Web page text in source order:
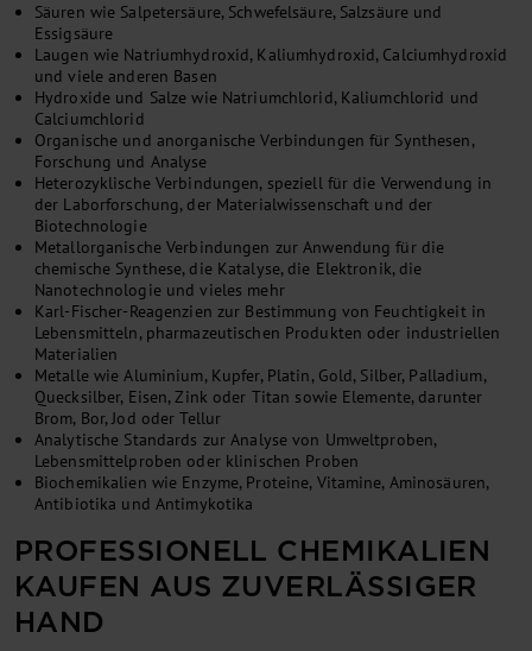
Säuren wie Salpetersäure, Schwefelsäure, Salzsäure und
Essigsäure
Laugen wie Natriumhydroxid, Kaliumhydroxid, Calciumhydroxid
und viele anderen Basen
Hydroxide und Salze wie Natriumchlorid, Kaliumchlorid und
Calciumchlorid
Organische und anorganische Verbindungen für Synthesen,
Forschung und Analyse
Heterozyklische Verbindungen, speziell für die Verwendung in
der Laborforschung, der Materialwissenschaft und der
Biotechnologie
Metallorganische Verbindungen zur Anwendung für die
chemische Synthese, die Katalyse, die Elektronik, die
Nanotechnologie und vieles mehr
Karl-Fischer-Reagenzien zur Bestimmung von Feuchtigkeit in
Lebensmitteln, pharmazeutischen Produkten oder industriellen
Materialien
Metalle wie Aluminium, Kupfer, Platin, Gold, Silber, Palladium,
Quecksilber, Eisen, Zink oder Titan sowie Elemente, darunter
Brom, Bor, Jod oder Tellur
Analytische Standards zur Analyse von Umweltproben,
Lebensmittelproben oder klinischen Proben
Biochemikalien wie Enzyme, Proteine, Vitamine, Aminosäuren,
Antibiotika und Antimykotika
PROFESSIONELL CHEMIKALIEN
KAUFEN AUS ZUVERLÄSSIGER
HAND